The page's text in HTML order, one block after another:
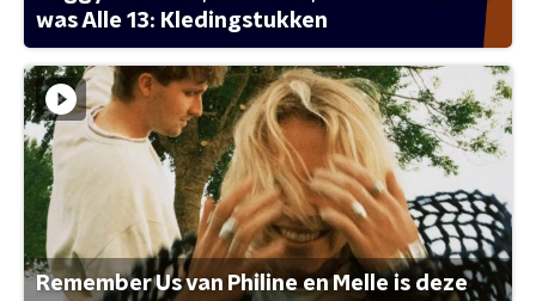
was Alle 13: Kledingstukken
Remember Us van Philine en Melle is deze